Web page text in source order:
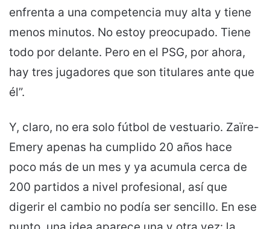
enfrenta a una competencia muy alta y tiene
menos minutos. No estoy preocupado. Tiene
todo por delante. Pero en el PSG, por ahora,
hay tres jugadores que son titulares ante que
él”.
Y, claro, no era solo fútbol de vestuario. Zaïre-
Emery apenas ha cumplido 20 años hace
poco más de un mes y ya acumula cerca de
200 partidos a nivel profesional, así que
digerir el cambio no podía ser sencillo. En ese